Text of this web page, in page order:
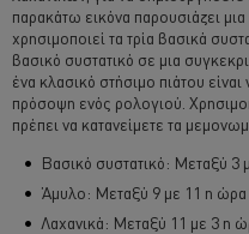
παρακάτω εικόνα παρουσιάζει
χρησιμοποιεί τα τρία βασικά
βασικό συστατικό σε μια
ένα κλασικό στήσιμο πιάτου
πρόσοψη ενός ρολογιού.
πρέπει να κατανείμετε τα
Βασικό συστατικό: Μεταξύ 3
Άμυλο: Μεταξύ 9 με 11 η ώρα
Λαχανικά: Μεταξύ 11 με 3 η